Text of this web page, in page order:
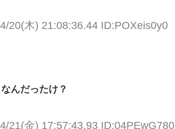
20(木) 21:08:36.44 ID:POXeis0y0
んだったけ？
21(金) 17:57:43.93 ID:04PEwG780